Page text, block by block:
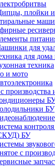
плойки и
для
для дома
техника
и мото
производства
БУ
БУ
с